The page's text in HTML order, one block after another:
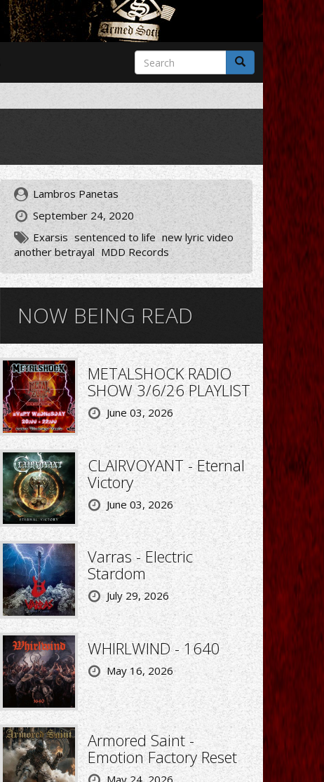
Search
form
Search
Lambros Panetas
September 24, 2020
Exarsis sentenced to life new lyric video
another betrayal MDD Records
NOW BEING READ
METALSHOCK RADIO
SHOW 3/6/26 PLAYLIST
June 03, 2026
CLAIRVOYANT - Eternal
Victory
June 03, 2026
Varras - Electric
Stardom
July 29, 2026
WHIRLWIND - 1640
May 16, 2026
Armored Saint -
Emotion Factory Reset
May 24, 2026